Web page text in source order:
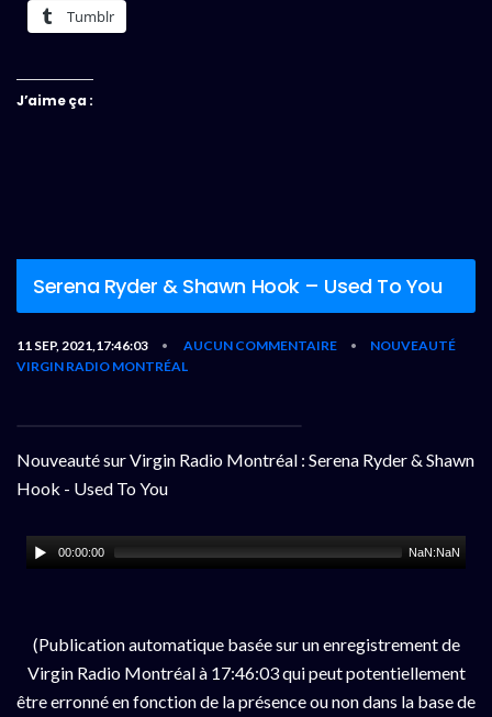
Tumblr
J’aime ça :
Serena Ryder & Shawn Hook – Used To You
11 SEP, 2021,17:46:03 • AUCUN COMMENTAIRE •
NOUVEAUTÉ
VIRGIN RADIO MONTRÉAL
Nouveauté sur Virgin Radio Montréal : Serena Ryder & Shawn
Hook - Used To You
00:00:00 NaN:NaN
(Publication automatique basée sur un enregistrement de
Virgin Radio Montréal à 17:46:03 qui peut potentiellement
être erronné en fonction de la présence ou non dans la base de